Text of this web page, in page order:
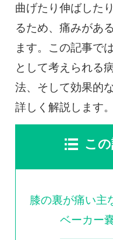
治療
※上記電話番号をタ
電話受付時間：月〜金
曲げたり伸ばした
るため、痛みがあ
ます。この記事で
として考えられる
法、そして効果的
詳しく解説します。
こ
膝の裏が痛い主
ベーカー